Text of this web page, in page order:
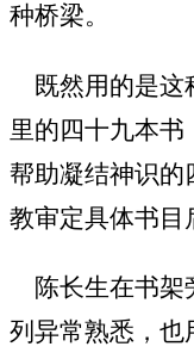
种桥梁。
既然用的是这
里的四十九本
帮助凝结神识的
教审定具体书目
陈长生在书架
列异常熟悉，也